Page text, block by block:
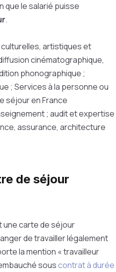
que le salarié puisse
.
artistiques et
cinématographique,
phonographique ;
; Services à la personne ou
séjour en France
; audit et expertise
assurance, architecture
de séjour
une carte de séjour
de travailler légalement
la mention « travailleur
souscontrat à durée